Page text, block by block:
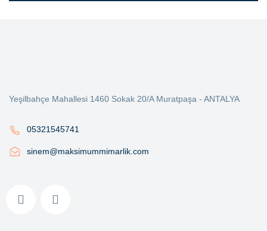
Yeşilbahçe Mahallesi 1460 Sokak 20/A Muratpaşa - ANTALYA
05321545741
sinem@maksimummimarlik.com